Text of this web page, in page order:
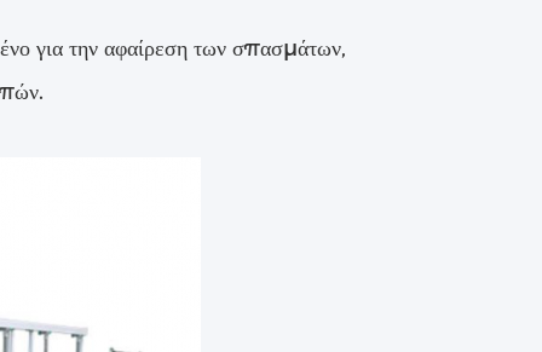
για την αφαίρεση των σπασμάτων,